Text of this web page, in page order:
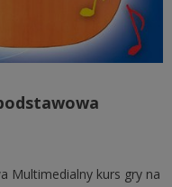
Multimedialny kurs gry na